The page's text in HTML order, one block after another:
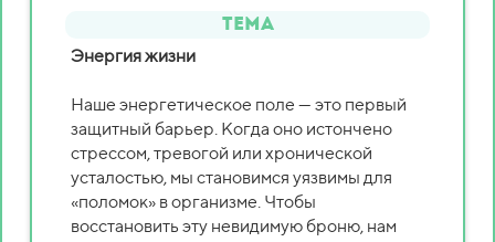
Тема
Энергия жизни
Наше энергетическое поле — это первый
защитный барьер. Когда оно истончено
стрессом, тревогой или хронической
усталостью, мы становимся уязвимы для
«поломок» в организме. Чтобы
восстановить эту невидимую броню, нам